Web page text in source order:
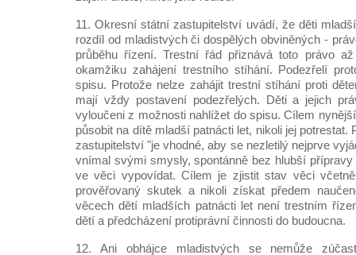
11. Okresní státní zastupitelství uvádí, že děti
rozdíl od mladistvých či dospělých obviněných -
průběhu řízení. Trestní řád přiznává toto právo
okamžiku zahájení trestního stíhání. Podezřelí
spisu. Protože nelze zahájit trestní stíhání proti
mají vždy postavení podezřelých. Děti a jejich
vyloučeni z možnosti nahlížet do spisu. Cílem
působit na dítě mladší patnácti let, nikoli jej potrestat.
zastupitelství "je vhodné, aby se nezletilý nejprve
vnímal svými smysly, spontánně bez hlubší
ve věci vypovídat. Cílem je zjistit stav věci včetně
prověřovaný skutek a nikoli získat předem
věcech dětí mladších patnácti let není trestním
dětí a předcházení protiprávní činnosti do budoucna.
12. Ani obhájce mladistvých se nemůže